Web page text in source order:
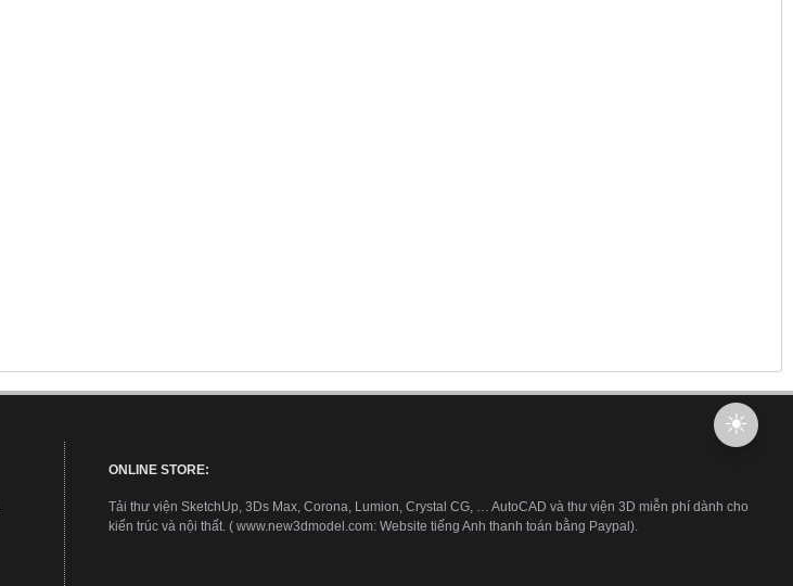
ONLINE STORE:
Tải thư viện SketchUp, 3Ds Max, Corona, Lumion, Crystal CG, … AutoCAD và thư viện 3D miễn phí dành cho
kiến trúc và nội thất. ( www.new3dmodel.com: Website tiếng Anh thanh toán bằng Paypal).